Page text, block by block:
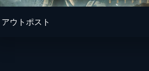
・ケイン
アウトポスト